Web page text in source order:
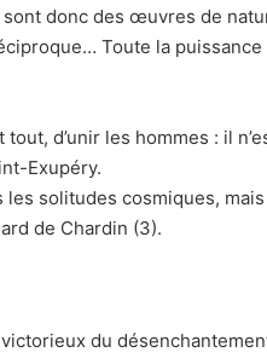
donc des œuvres de
Toute la puissance
d’unir les hommes : il
Exupéry.
les solitudes cosmiques,
de Chardin (3).
du